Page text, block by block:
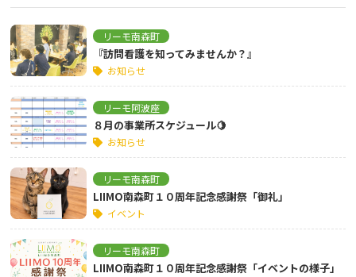
リーモ南森町
『訪問看護を知ってみませんか？』
お知らせ
リーモ阿波座
８月の事業所スケジュール🍋
お知らせ
リーモ南森町
LIIMO南森町１０周年記念感謝祭「御礼」
イベント
リーモ南森町
LIIMO南森町１０周年記念感謝祭「イベントの様子」